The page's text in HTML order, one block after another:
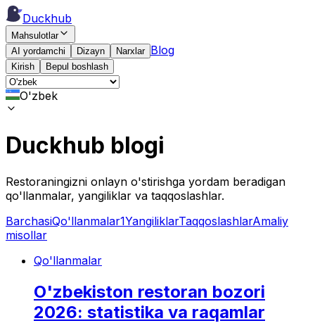
Duckhub
Mahsulotlar
AI yordamchi
Dizayn Narxlar Blog
Kirish Bepul boshlash
O'zbek
Duckhub blogi
Restoraningizni onlayn o'stirishga yordam beradigan
qo'llanmalar, yangiliklar va taqqoslashlar.
BarchasiQo'llanmalar1YangiliklarTaqqoslashlarAmaliy
misollar
Qo'llanmalar
O'zbekiston restoran bozori
2026: statistika va raqamlar